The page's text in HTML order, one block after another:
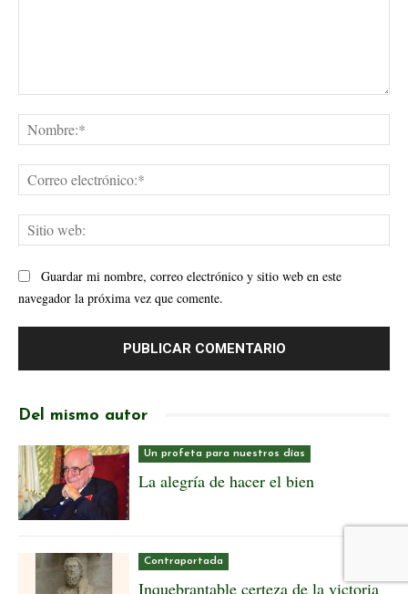
Guardar mi nombre, correo electrónico y sitio web en este
navegador la próxima vez que comente.
Del mismo autor
Un profeta para nuestros días
La alegría de hacer el bien
Contraportada
Inquebrantable certeza de la victoria